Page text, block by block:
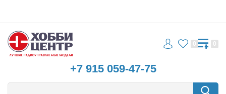
+7 915 059-47-75
0 0